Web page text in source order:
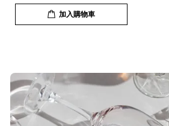
T***
超值，值得推薦大家
加入購物車